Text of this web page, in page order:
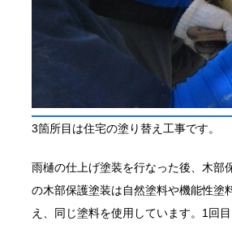
3箇所目は住宅の塗り替え工事です。
雨樋の仕上げ塗装を行なった後、木部
の木部保護塗装は自然塗料や機能性塗
え、同じ塗料を使用しています。1回